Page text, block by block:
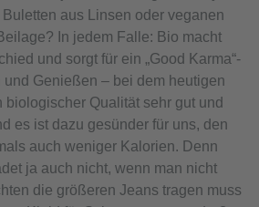
aus Linsen oder veganen
In jedem Falle: Bio macht
und sorgt für ein „Good Karma“-
Genießen – bei dem heutigen
biologischer Qualität sehr gut und
es ist dazu gesünder für uns, den
auch weniger Kalorien. Denn
ja auch nicht, wenn man nicht
die größeren Jeans tragen muss